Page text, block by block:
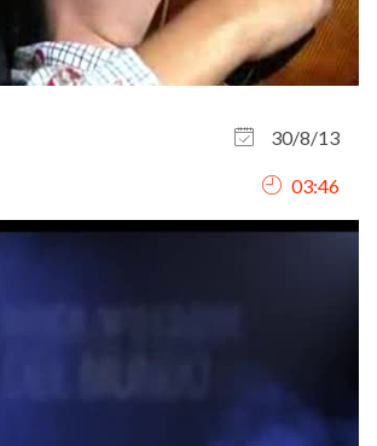
30/8/13
03:46